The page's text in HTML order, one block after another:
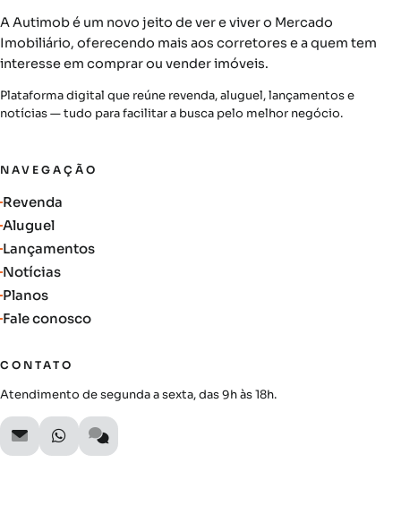
A Autimob é um novo jeito de ver e viver o Mercado
Imobiliário, oferecendo mais aos corretores e a quem tem
interesse em comprar ou vender imóveis.
Plataforma digital que reúne revenda, aluguel, lançamentos e
notícias — tudo para facilitar a busca pelo melhor negócio.
NAVEGAÇÃO
Revenda
Aluguel
Lançamentos
Notícias
Planos
Fale conosco
CONTATO
Atendimento de segunda a sexta, das 9h às 18h.